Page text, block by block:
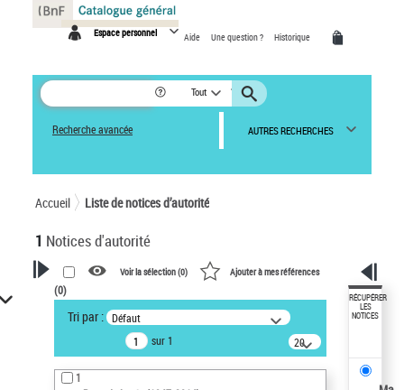
Espace personnel Aide Une question ? Historique
Tout
Recherche avancée AUTRES RECHERCHES
Accueil Liste de notices d’autorité
1 Notices d'autorité
VOTRE RECHERCHE
Recherche avancée dans les
notices d’autorité
Œuvres liées à l'auteur :
Paco de Lucía (1947-2014)
Voir la sélection (0) Ajouter à mes références
(0)
Tri par : Défaut
sur 1
20
résultats/page
1
RÉCUPÉRER
LES
NOTICES
Panneau de gestion des cookies